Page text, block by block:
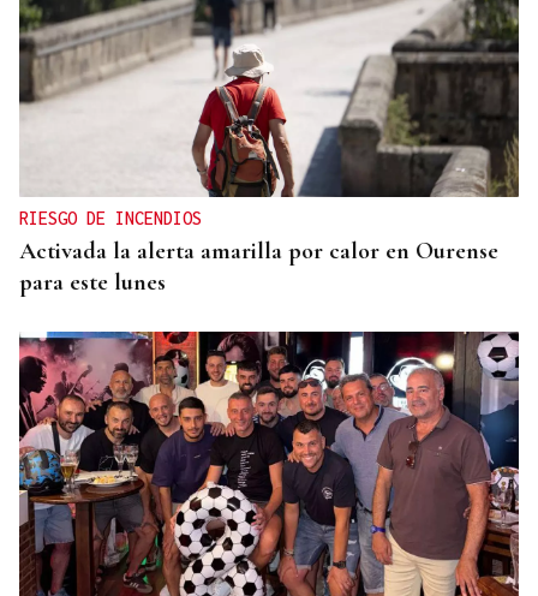
RIESGO DE INCENDIOS
Activada la alerta amarilla por calor en Ourense
para este lunes